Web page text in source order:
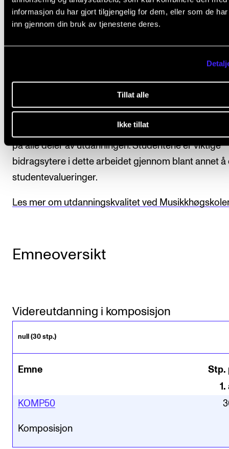
informasjon du har gjort tilgjengelig for dem, eller som de
inn gjennom din bruk av tjenestene deres.
Tillat alle
Ikke tillat
studieprogrammet. Emnet som inngår i
studieprogrammet vises på karakterutskriften, med
vurderingsuttrykk og antall studiepoeng.
Kvalitet i utdanningen
NMH har et system for å sikre og videreutvikle
på alle deler av utdanningen. Studentene er viktige
bidragsytere i dette arbeidet gjennom blant annet å
studentevalueringer.
Les mer om utdanningskvalitet ved
Emneoversikt
Videreutdanning i komposisjon
null (30 stp.)
Emne
Stp.
1.
KOMP50
Komposisjon